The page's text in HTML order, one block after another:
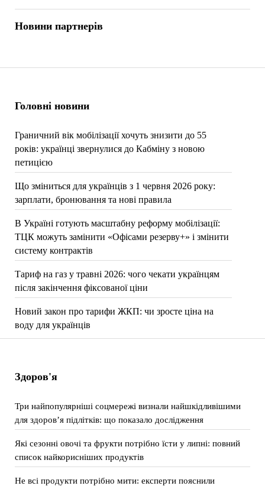
Головні новини
Граничний вік мобілізації хочуть знизити до 55
років: українці звернулися до Кабміну з новою
петицією
Що зміниться для українців з 1 червня 2026 року:
зарплати, бронювання та нові правила
В Україні готують масштабну реформу мобілізації:
ТЦК можуть замінити «Офісами резерву+» і змінити
систему контрактів
Тариф на газ у травні 2026: чого чекати українцям
після закінчення фіксованої ціни
Новий закон про тарифи ЖКП: чи зросте ціна на
воду для українців
Новини партнерів
Здоров'я
Три найпопулярніші соцмережі визнали найшкідливішими
для здоров’я підлітків: що показало дослідження
Які сезонні овочі та фрукти потрібно їсти у липні: повний
список найкорисніших продуктів
Не всі продукти потрібно мити: експерти пояснили